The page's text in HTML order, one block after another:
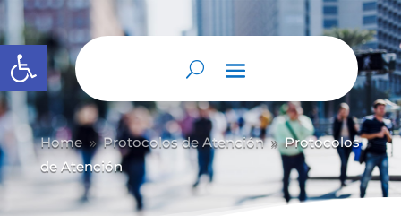
Abrir barra de herramientas
Home 9 Protocolos de Atención 9 Protocolos
de Atención